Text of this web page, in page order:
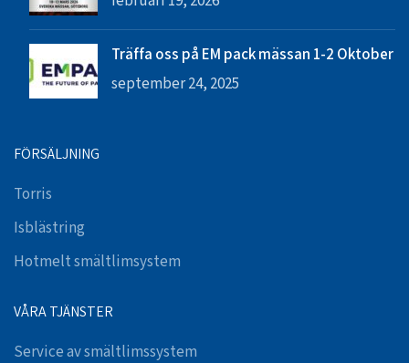
Träffa oss på EM pack mässan 1-2 Oktober
september 24, 2025
FÖRSÄLJNING
Torris
Isblästring
Hotmelt smältlimsystem
VÅRA TJÄNSTER
Service av smältlimssystem